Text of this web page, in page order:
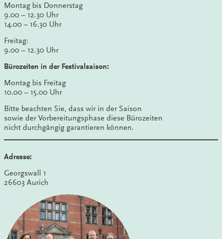
Montag bis Donnerstag
9.00 – 12.30 Uhr
14.00 – 16.30 Uhr
Freitag:
9.00 – 12.30 Uhr
Bürozeiten in der Festivalsaison:
Montag bis Freitag
10.00 – 15.00 Uhr
Bitte beachten Sie, dass wir in der Saison
sowie der Vorbereitungsphase diese Bürozeiten
nicht durchgängig garantieren können.
Adresse:
Georgswall 1
26603 Aurich